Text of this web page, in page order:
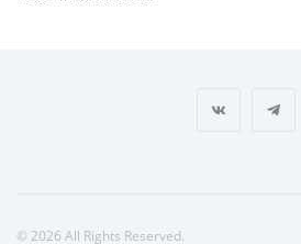
© 2026 All Rights Reserved.